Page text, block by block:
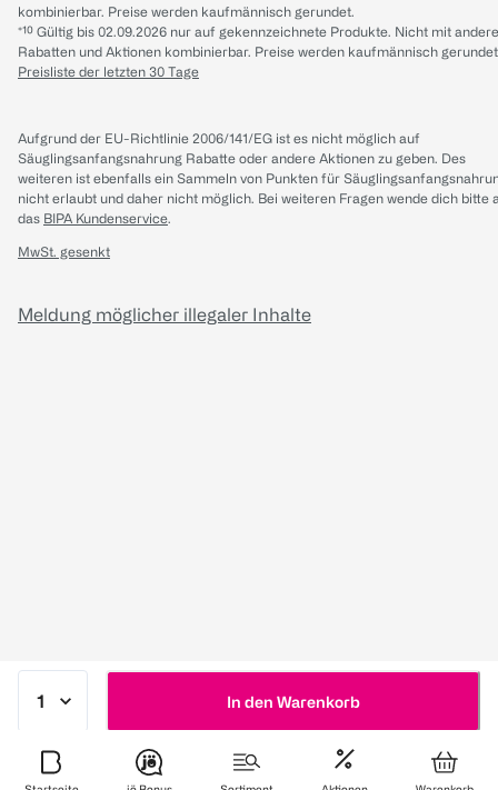
In den Warenkorb
kombinierbar. Preise werden kaufmännisch gerundet.
*¹⁰ Gültig bis 02.09.2026 nur auf gekennzeichnete Produkte. Nicht mit
Rabatten und Aktionen kombinierbar. Preise werden kaufmännisch
Preisliste der letzten 30 Tage
Aufgrund der EU-Richtlinie 2006/141/EG ist es nicht möglich auf
Säuglingsanfangsnahrung Rabatte oder andere Aktionen zu geben. Des
weiteren ist ebenfalls ein Sammeln von Punkten für
nicht erlaubt und daher nicht möglich. Bei weiteren Fragen wende dich bitte
das BIPA Kundenservice.
MwSt. gesenkt
Meldung möglicher illegaler Inhalte